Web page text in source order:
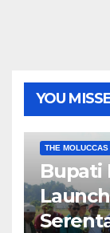
YOU
THE MOLUCCAS
Bupati